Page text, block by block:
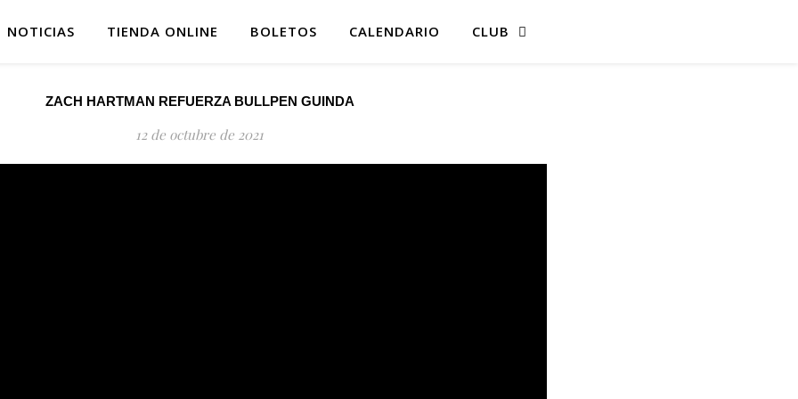
NOTICIAS TIENDA ONLINE BOLETOS CALENDARIO CLUB
ZACH HARTMAN REFUERZA BULLPEN GUINDA
12 de octubre de 2021